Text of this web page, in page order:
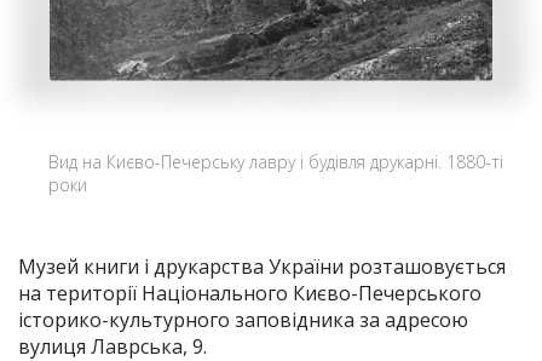
Вид на Києво-Печерську лавру і будівля друкарні. 1880-ті
роки
Музей книги і друкарства України розташовується
на території Національного Києво-Печерського
історико-культурного заповідника за адресою
вулиця Лаврська, 9.